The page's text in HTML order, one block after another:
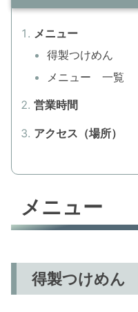
メニュー
得製つけめん
メニュー 一覧
営業時間
アクセス（場所）
メニュー
得製つけめん